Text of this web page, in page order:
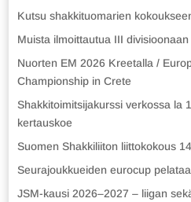
Kutsu shakkituomarien
Muista ilmoittautua III
Nuorten EM 2026 Kreetalla /
Championship in Crete
Shakkitoimitsijakurssi verkossa la
kertauskoe
Suomen Shakkiliiton liittokokous
Seurajoukkueiden eurocup
JSM-kausi 2026–2027 – liigan